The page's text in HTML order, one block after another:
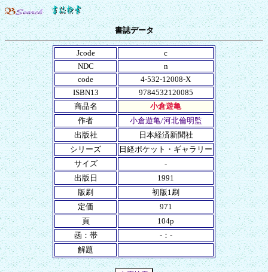
書誌データ
Jcode
c
NDC
n
code
4-532-12008-X
ISBN13
9784532120085
商品名
小倉遊亀
作者
小倉遊亀/河北倫明監
出版社
日本経済新聞社
シリーズ
日経ポケット・ギャラリー
サイズ
-
出版日
1991
版刷
初版1刷
定価
971
頁
104p
函：帯
-：-
解題